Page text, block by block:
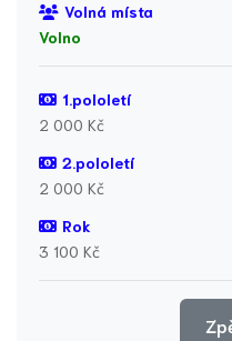
Volná místa
Volno
1.pololetí
2 000 Kč
2.pololetí
2 000 Kč
Rok
3 100 Kč